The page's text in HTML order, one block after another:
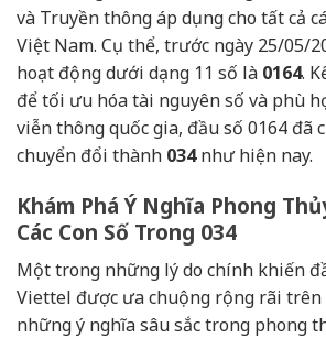
và Truyền thông áp dụng cho tất cả
Việt Nam. Cụ thể, trước ngày 25/05/
hoạt động dưới dạng 11 số là 0164.
để tối ưu hóa tài nguyên số và phù
viễn thông quốc gia, đầu số 0164 đã
chuyển đổi thành 034như hiện nay.
Khám Phá Ý Nghĩa Phong
Các Con Số Trong 034
Một trong những lý do chính khiến
Viettel được ưa chuộng rộng rãi
những ý nghĩa sâu sắc trong phong